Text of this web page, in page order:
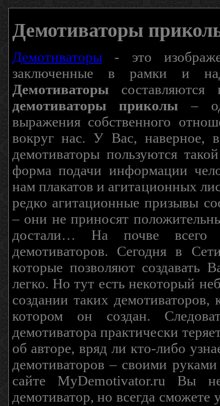
Демотиваторы
Демотиваторы- это
заключенные в рамки и
Демотиваторы составляются
демотиваторы приколы –
выражения собственного
вокруг нас. У Вас, наверное,
демотиваторы пользуются
форма подачи информации
нам плакатов и агитационных
редко агитационные призывы
– они не приносят
достали… На почве всего
демотиваторов. Сегодня в
которые позволяют создавать
легко. Но тут есть некоторый
создании таких
котором он создан.
демотиватора практически
об авторе, вряд ли кто-либо
демотиваторов – своими
сайте MyDemotivator.ru Вы
демотиватор, но всегда сможете